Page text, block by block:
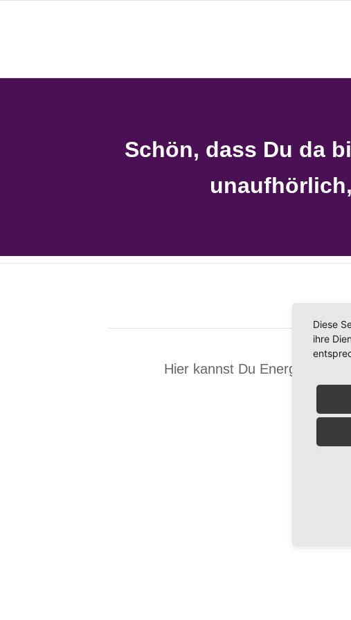
Schön, dass Du da
Hier kannst Du Energie und
Es
Diese
ihre